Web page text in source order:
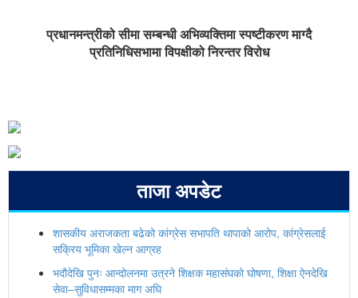
प्रधानमन्त्रीको सीमा सम्बन्धी अभिव्यक्तिमा स्पष्टीकरण माग्दै
प्रतिनिधिसभामा विपक्षीको निरन्तर विरोध
ताजा अपडेट
शासकीय अराजकता बढेको कांग्रेस सभापति थापाको आरोप, कांग्रेसलाई
सक्रिय भूमिका खेल्न आग्रह
भदौदेखि पुनः आन्दोलनमा उत्रने शिक्षक महासंघको घोषणा, शिक्षा ऐनदेखि
सेवा–सुविधासम्मका माग अघि